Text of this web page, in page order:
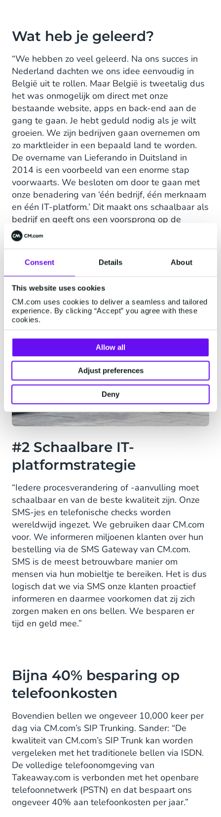
Consent Details About
This website uses cookies
CM.com uses cookies to deliver a seamless and tailored
experience. By clicking “Accept” you agree with these
cookies.
Allow all
Adjust preferences
Deny
Wat heb je geleerd?
“We hebben zo veel geleerd. Na ons succes in
Nederland dachten we ons idee eenvoudig in
België uit te rollen. Maar België is tweetalig dus
het was onmogelijk om direct met onze
bestaande website, apps en back-end aan de
gang te gaan. Je hebt geduld nodig als je wilt
groeien. We zijn bedrijven gaan overnemen om
zo marktleider in een bepaald land te worden.
De overname van Lieferando in Duitsland in
2014 is een voorbeeld van een enorme stap
voorwaarts. We besloten om door te gaan met
onze benadering van ‘één bedrijf, één merknaam
en één IT-platform.’ Dit maakt ons schaalbaar als
bedrijf en geeft ons een voorsprong op de
concurrentie.”
#2 Schaalbare IT-
platformstrategie
“Iedere procesverandering of -aanvulling moet
schaalbaar en van de beste kwaliteit zijn. Onze
SMS-jes en telefonische checks worden
wereldwijd ingezet. We gebruiken daar CM.com
voor. We informeren miljoenen klanten over hun
bestelling via de SMS Gateway van CM.com.
SMS is de meest betrouwbare manier om
mensen via hun mobieltje te bereiken. Het is dus
logisch dat we via SMS onze klanten proactief
informeren en daarmee voorkomen dat zij zich
zorgen maken en ons bellen. We besparen er
tijd en geld mee.”
Bijna 40% besparing op
telefoonkosten
Bovendien bellen we ongeveer 10,000 keer per
dag via CM.com’s SIP Trunking. Sander: “De
kwaliteit van CM.com’s SIP Trunk kan worden
vergeleken met het traditionele bellen via ISDN.
De volledige telefoonomgeving van
Takeaway.com is verbonden met het openbare
telefoonnetwerk (PSTN) en dat bespaart ons
ongeveer 40% aan telefoonkosten per jaar.”